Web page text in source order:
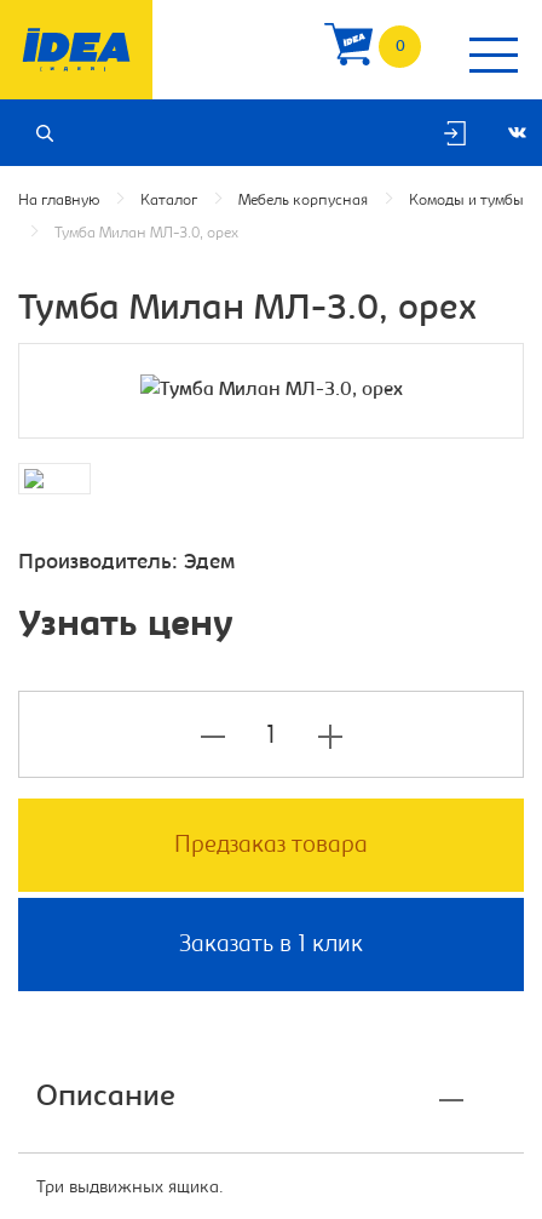
0
На главную Каталог Мебель корпусная Комоды и тумбы
Тумба Милан МЛ-3.0, орех
Тумба Милан МЛ-3.0, орех
Производитель: Эдем
Узнать цену
Предзаказ товара
Заказать в 1 клик
Описание
Три выдвижных ящика.